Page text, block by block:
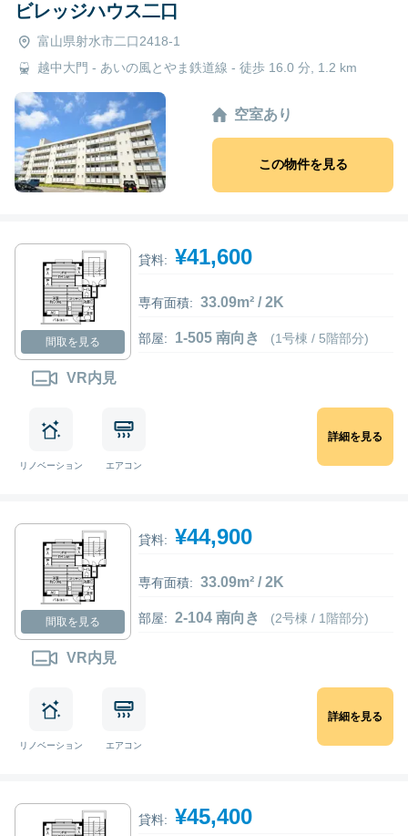
ビレッジハウス二口
富山県射水市二口2418-1
越中大門 - あいの風とやま鉄道線 - 徒歩 16.0 分, 1.2 km
空室あり
この物件を見る
間取を見る
VR内見
貸料: ¥41,600
専有面積: 33.09m² / 2K
部屋: 1-505 南向き (1号棟 / 5階部分)
リノベーション エアコン
詳細を見る
間取を見る
VR内見
貸料: ¥44,900
専有面積: 33.09m² / 2K
部屋: 2-104 南向き (2号棟 / 1階部分)
リノベーション エアコン
詳細を見る
貸料: ¥45,400